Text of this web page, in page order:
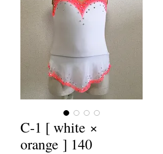
C-1 [ white ×
orange ] 140